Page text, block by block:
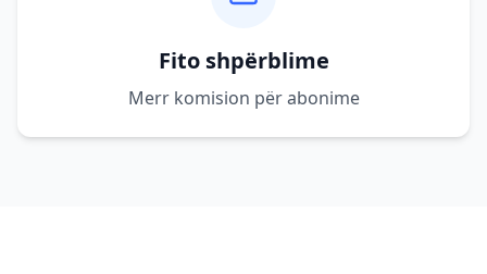
Fito shpërblime
Merr komision për abonime